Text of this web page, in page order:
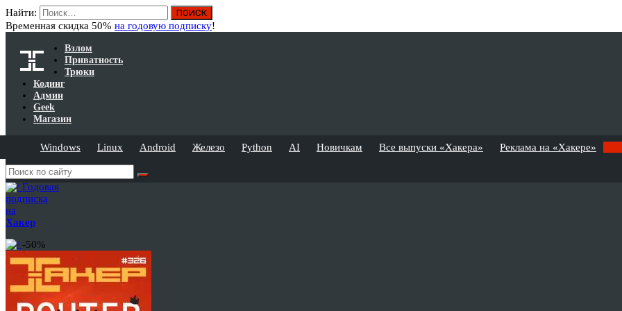
Найти:
Временная скидка 50% на годовую подписку!
Взлом
Приватность
Трюки
Кодинг
Админ
Geek
Магазин
Windows Linux Android Железо Python AI Новичкам Все выпуски «Хакера» Реклама на «Хакере»
Годовая
подписка
на
Хакер
-50%